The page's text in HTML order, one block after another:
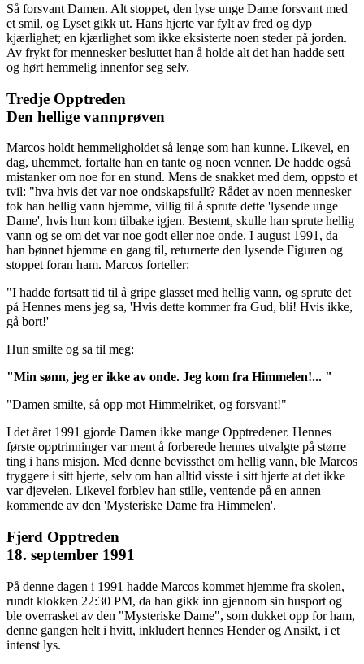
Så forsvant Damen. Alt stoppet, den lyse unge Dame forsvant med
et smil, og Lyset gikk ut. Hans hjerte var fylt av fred og dyp
kjærlighet; en kjærlighet som ikke eksisterte noen steder på jorden.
Av frykt for mennesker besluttet han å holde alt det han hadde sett
og hørt hemmelig innenfor seg selv.
Tredje Opptreden
Den hellige vannprøven
Marcos holdt hemmeligholdet så lenge som han kunne. Likevel, en
dag, uhemmet, fortalte han en tante og noen venner. De hadde også
mistanker om noe for en stund. Mens de snakket med dem, oppsto et
tvil: "hva hvis det var noe ondskapsfullt? Rådet av noen mennesker
tok han hellig vann hjemme, villig til å sprute dette 'lysende unge
Dame', hvis hun kom tilbake igjen. Bestemt, skulle han sprute hellig
vann og se om det var noe godt eller noe onde. I august 1991, da
han bønnet hjemme en gang til, returnerte den lysende Figuren og
stoppet foran ham. Marcos forteller:
"I hadde fortsatt tid til å gripe glasset med hellig vann, og sprute det
på Hennes mens jeg sa, 'Hvis dette kommer fra Gud, bli! Hvis ikke,
gå bort!'
Hun smilte og sa til meg:
"Min sønn, jeg er ikke av onde. Jeg kom fra Himmelen!... "
"Damen smilte, så opp mot Himmelriket, og forsvant!"
I det året 1991 gjorde Damen ikke mange Opptredener. Hennes
første opptrinninger var ment å forberede hennes utvalgte på større
ting i hans misjon. Med denne bevissthet om hellig vann, ble Marcos
tryggere i sitt hjerte, selv om han alltid visste i sitt hjerte at det ikke
var djevelen. Likevel forblev han stille, ventende på en annen
kommende av den 'Mysteriske Dame fra Himmelen'.
Fjerd Opptreden
18. september 1991
På denne dagen i 1991 hadde Marcos kommet hjemme fra skolen,
rundt klokken 22:30 PM, da han gikk inn gjennom sin husport og
ble overrasket av den "Mysteriske Dame", som dukket opp for ham,
denne gangen helt i hvitt, inkludert hennes Hender og Ansikt, i et
intenst lys.